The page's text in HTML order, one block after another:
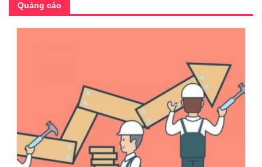
Quảng cáo